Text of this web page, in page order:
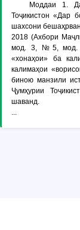
Моддаи 1.
Тоҷикистон «Дар
шахсони
2018 (Ахбори
мод. 3, №5, мод.
«хонаҳои» ба
калимаҳои
биною манзили
Ҷумҳурии
шаванд.
...